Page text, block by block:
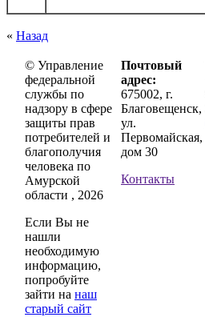
« Назад
© Управление
федеральной
службы по
надзору в сфере
защиты прав
потребителей и
благополучия
человека по
Амурской
области , 2026
Если Вы не
нашли
необходимую
информацию,
попробуйте
зайти на наш
старый сайт
Почтовый
адрес:
675002, г.
Благовещенск,
ул.
Первомайская,
дом 30
Контакты